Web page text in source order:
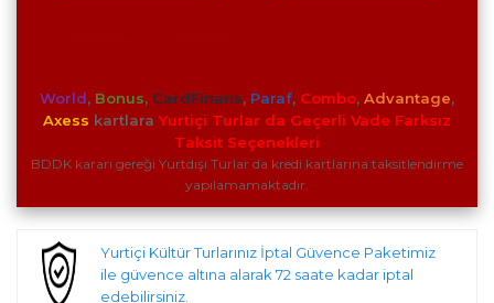
World, Bonus, CardFinans, Paraf, Combo, Advantage,
Axess kartlara Yurtiçi Turlar da Geçerli Vade Farksız
Taksit Seçenekleri
BDDK kararı gereği Yurtdışı Turlar da kredi kartlarına taksitlendirme
yapılamamaktadır.
Yurtiçi Kültür Turlarınız İptal Güvence Paketimiz
ile güvence altına alarak 72 saate kadar iptal
edebilirsiniz.